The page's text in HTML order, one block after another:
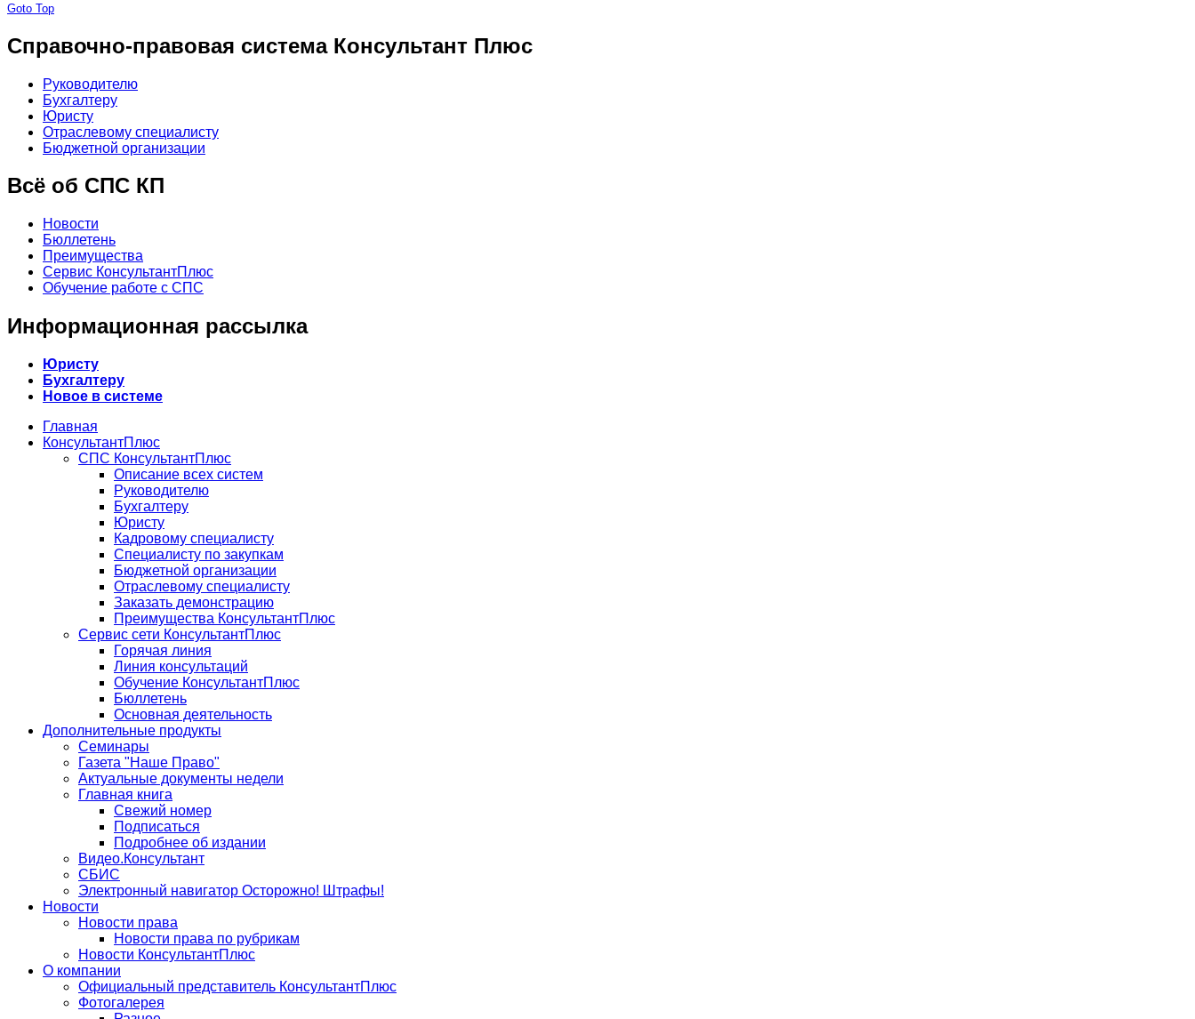
Goto Top
Справочно-правовая система Консультант Плюс
Руководителю
Бухгалтеру
Юристу
Отраслевому специалисту
Бюджетной организации
Всё об СПС КП
Новости
Бюллетень
Преимущества
Сервис КонсультантПлюс
Обучение работе с СПС
Информационная рассылка
Юристу
Бухгалтеру
Новое в системе
Главная
КонсультантПлюс
СПС КонсультантПлюс
Описание всех систем
Руководителю
Бухгалтеру
Юристу
Кадровому специалисту
Специалисту по закупкам
Бюджетной организации
Отраслевому специалисту
Заказать демонстрацию
Преимущества КонсультантПлюс
Сервис сети КонсультантПлюс
Горячая линия
Линия консультаций
Обучение КонсультантПлюс
Бюллетень
Основная деятельность
Дополнительные продукты
Семинары
Газета "Наше Право"
Актуальные документы недели
Главная книга
Свежий номер
Подписаться
Подробнее об издании
Видео.Консультант
СБИС
Электронный навигатор Осторожно! Штрафы!
Новости
Новости права
Новости права по рубрикам
Новости КонсультантПлюс
О компании
Официальный представитель КонсультантПлюс
Фотогалерея